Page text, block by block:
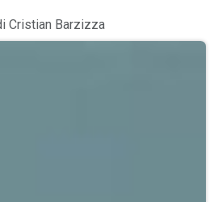
Cristian Barzizza